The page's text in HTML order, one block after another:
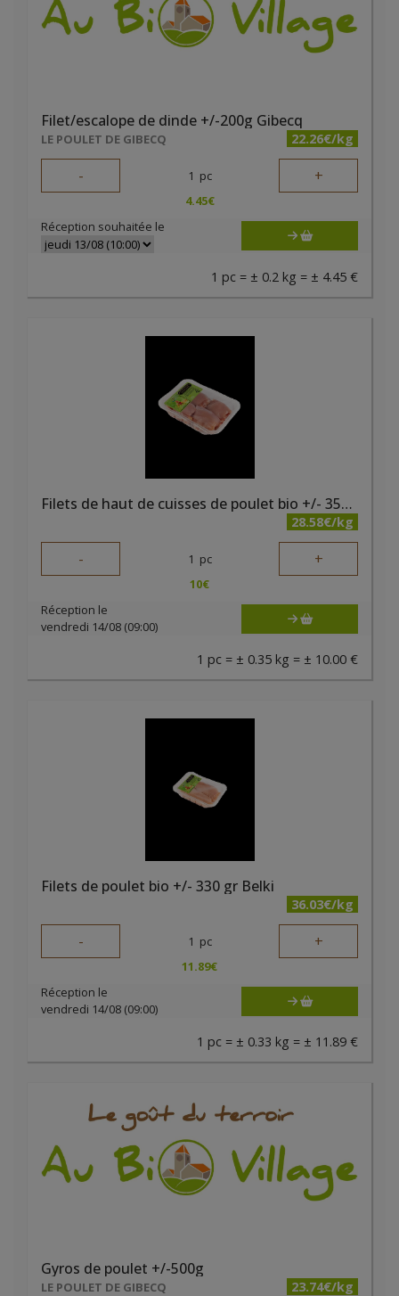
Filet/escalope de dinde +/-200g Gibecq
LE POULET DE GIBECQ 22.26€/kg
- 1 pc +
4.45€
Réception souhaitée le
1 pc = ± 0.2 kg = ± 4.45 €
Filets de haut de cuisses de poulet bio +/- 350 gr Kari
28.58€/kg
- 1 pc +
10€
Réception le
vendredi 14/08 (09:00)
1 pc = ± 0.35 kg = ± 10.00 €
Filets de poulet bio +/- 330 gr Belki
36.03€/kg
- 1 pc +
11.89€
Réception le
vendredi 14/08 (09:00)
1 pc = ± 0.33 kg = ± 11.89 €
Gyros de poulet +/-500g
LE POULET DE GIBECQ 23.74€/kg